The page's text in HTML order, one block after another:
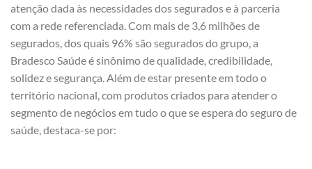
atenção dada às necessidades dos segurados e à parceria
com a rede referenciada. Com mais de 3,6 milhões de
segurados, dos quais 96% são segurados do grupo, a
Bradesco Saúde é sinônimo de qualidade, credibilidade,
solidez e segurança. Além de estar presente em todo o
território nacional, com produtos criados para atender o
segmento de negócios em tudo o que se espera do seguro de
saúde, destaca-se por: